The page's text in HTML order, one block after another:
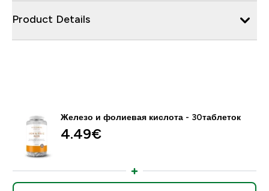
Product Details
Железо и фолиевая кислота - 30таблеток
4.49€‎